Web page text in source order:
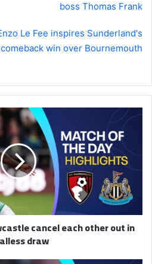
boss Thomas Frank
Le Fee inspires Sunderland's
comeback win over Bournemouth
Bournemouth
Newcastle
cancel
each
other
out
goalless
draw
cancel each other out in
draw